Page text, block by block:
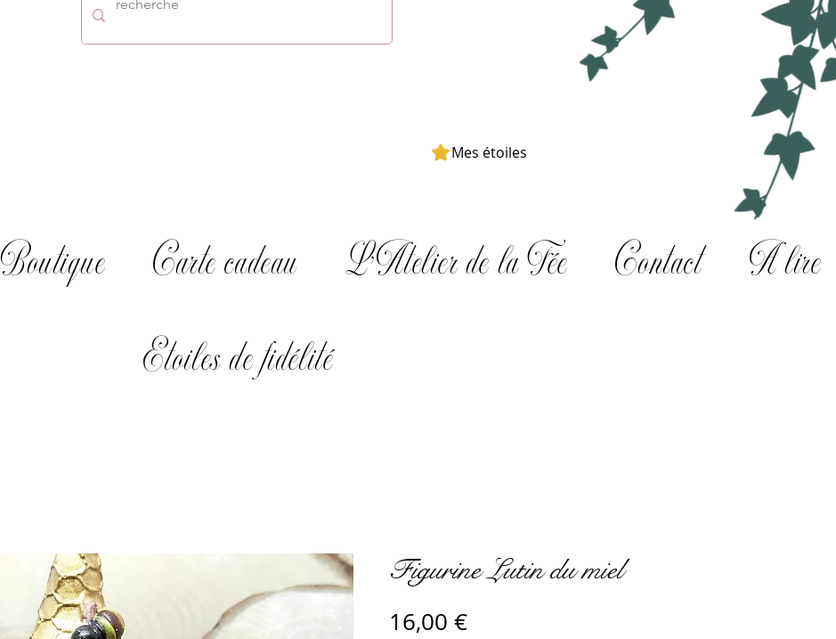
Mes étoiles
Boutique Carte cadeau L'Atelier de la Fée Contact
A lire
Etoiles de fidélité
Figurine Lutin du miel
16,00 €Prix